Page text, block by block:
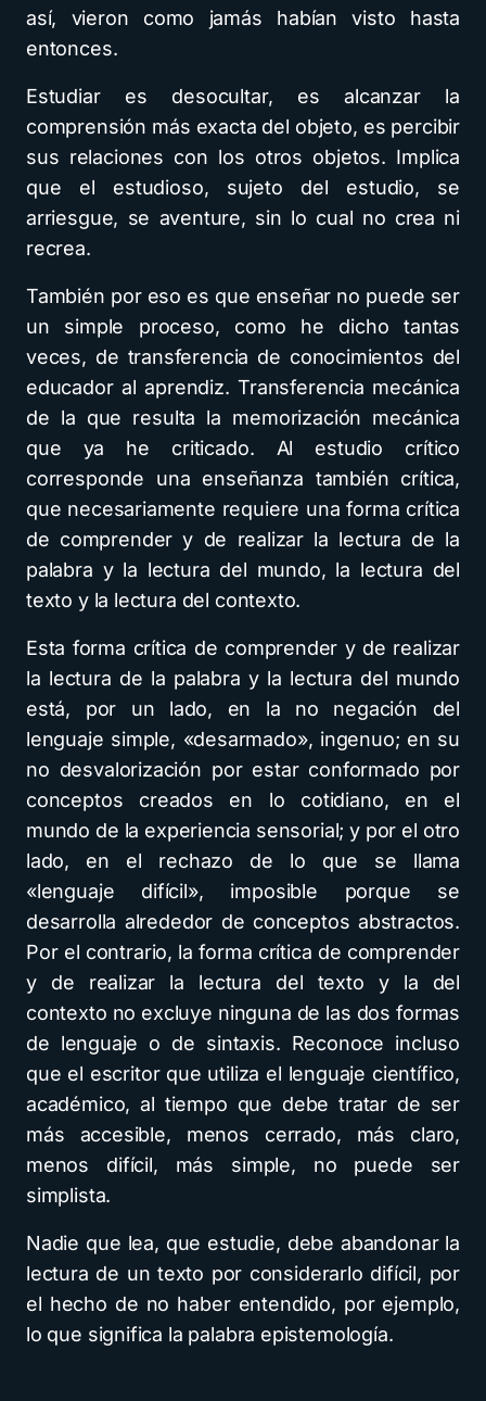
así, vieron como jamás habían visto hasta
entonces.
Estudiar es desocultar, es alcanzar la
comprensión más exacta del objeto, es percibir
sus relaciones con los otros objetos. Implica
que el estudioso, sujeto del estudio, se
arriesgue, se aventure, sin lo cual no crea ni
recrea.
También por eso es que enseñar no puede ser
un simple proceso, como he dicho tantas
veces, de transferencia de conocimientos del
educador al aprendiz. Transferencia mecánica
de la que resulta la memorización mecánica
que ya he criticado. Al estudio crítico
corresponde una enseñanza también crítica,
que necesariamente requiere una forma crítica
de comprender y de realizar la lectura de la
palabra y la lectura del mundo, la lectura del
texto y la lectura del contexto.
Esta forma crítica de comprender y de realizar
la lectura de la palabra y la lectura del mundo
está, por un lado, en la no negación del
lenguaje simple, «desarmado», ingenuo; en su
no desvalorización por estar conformado por
conceptos creados en lo cotidiano, en el
mundo de la experiencia sensorial; y por el otro
lado, en el rechazo de lo que se llama
«lenguaje difícil», imposible porque se
desarrolla alrededor de conceptos abstractos.
Por el contrario, la forma crítica de comprender
y de realizar la lectura del texto y la del
contexto no excluye ninguna de las dos formas
de lenguaje o de sintaxis. Reconoce incluso
que el escritor que utiliza el lenguaje científico,
académico, al tiempo que debe tratar de ser
más accesible, menos cerrado, más claro,
menos difícil, más simple, no puede ser
simplista.
Nadie que lea, que estudie, debe abandonar la
lectura de un texto por considerarlo difícil, por
el hecho de no haber entendido, por ejemplo,
lo que significa la palabra epistemología.